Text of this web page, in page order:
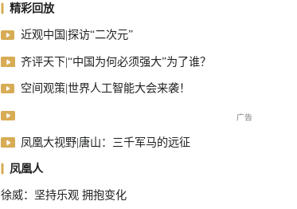
精彩回放
近观中国|探访“二次元”
齐评天下|“中国为何必须强大”为了谁？
空间观策|世界人工智能大会来袭！
凤凰大视野|唐山：三千军马的远征
凤凰人
徐威：坚持乐观 拥抱变化